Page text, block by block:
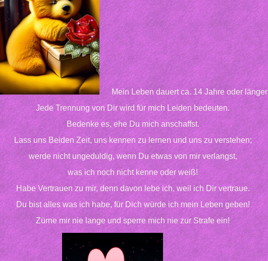
Mein Leben dauert ca. 14 Jahre oder länger
Jede Trennung von Dir wird für mich Leiden bedeuten.
Bedenke es, ehe Du mich anschaffst.
Lass uns Beiden Zeit, uns kennen zu lernen und uns zu verstehen;
werde nicht ungeduldig, wenn Du etwas von mir verlangst,
was ich noch nicht kenne oder weiß!
Habe Vertrauen zu mir, denn davon lebe ich, weil ich Dir vertraue.
Du bist alles was ich habe, für Dich würde ich mein Leben geben!
Zürne mir nie lange und sperre mich nie zur Strafe ein!